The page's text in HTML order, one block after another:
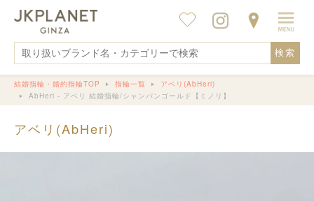
検索
結婚指輪・婚約指輪TOP 指輪一覧
アベリ(AbHeri)
AbHeri - アベリ 結婚指輪/シャンパンゴールド【ミノリ】
アベリ(AbHeri)